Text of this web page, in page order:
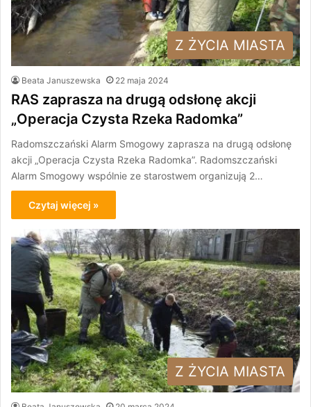
Z ŻYCIA MIASTA
Beata Januszewska 22 maja 2024
RAS zaprasza na drugą odsłonę akcji
„Operacja Czysta Rzeka Radomka”
Radomszczański Alarm Smogowy zaprasza na drugą odsłonę
akcji „Operacja Czysta Rzeka Radomka”. Radomszczański
Alarm Smogowy wspólnie ze starostwem organizują 2…
Czytaj więcej »
Z ŻYCIA MIASTA